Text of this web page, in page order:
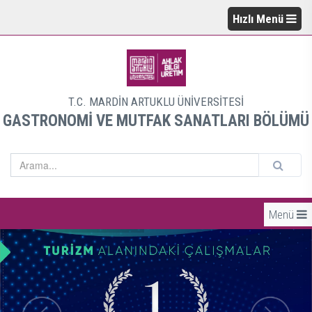
Hızlı Menü
T.C. MARDİN ARTUKLU ÜNİVERSİTESİ
GASTRONOMİ VE MUTFAK SANATLARI BÖLÜMÜ
Menü